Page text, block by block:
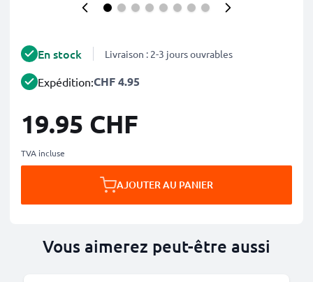
En stock Livraison : 2-3 jours ouvrables
Expédition:CHF 4.95
19.95 CHF
TVA incluse
AJOUTER AU PANIER
Vous aimerez peut-être aussi